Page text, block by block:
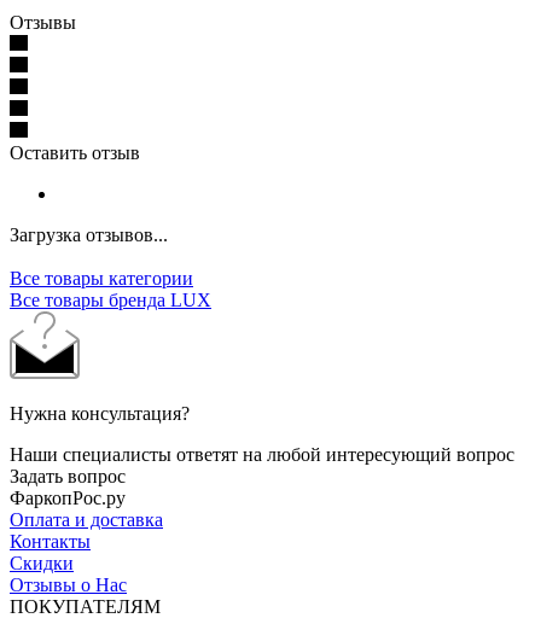
Отзывы
Оставить отзыв
Загрузка отзывов...
Все товары категории
Все товары бренда LUX
Нужна консультация?
Наши специалисты ответят на любой интересующий вопрос
Задать вопрос
ФаркопРос.ру
Оплата и доставка
Контакты
Скидки
Отзывы о Нас
ПОКУПАТЕЛЯМ